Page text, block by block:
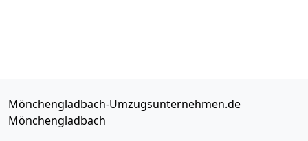
Mönchengladbach-Umzugsunternehmen.de
Mönchengladbach